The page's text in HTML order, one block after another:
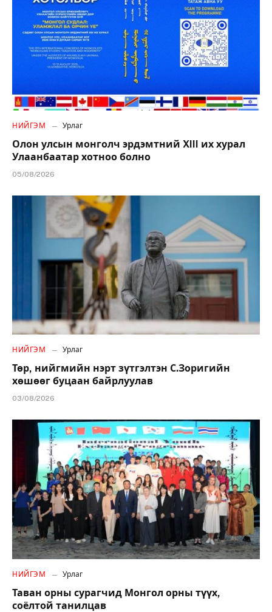
НИЙГЭМ Урлаг
Олон улсын монголч эрдэмтний XIII их хурал
Улаанбаатар хотноо болно
05/08/2026
НИЙГЭМ Урлаг
Төр, нийгмийн нэрт зүтгэлтэн С.Зоригийн
хөшөөг буцаан байрлуулав
03/08/2026
НИЙГЭМ Урлаг
Таван орны сурагчид Монгол орны түүх,
соёлтой танилцав